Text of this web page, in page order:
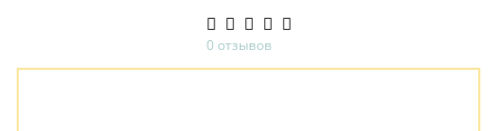
0 отзывов